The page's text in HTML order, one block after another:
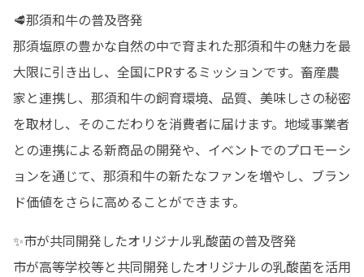
🥩那須和牛の普及啓発
那須塩原の豊かな自然の中で育まれた那須和牛の魅力を最
大限に引き出し、全国にPRするミッションです。畜産農
家と連携し、那須和牛の飼育環境、品質、美味しさの秘密
を取材し、そのこだわりを消費者に届けます。地域事業者
との連携による新商品の開発や、イベントでのプロモーシ
ョンを通じて、那須和牛の新たなファンを増やし、ブラン
ド価値をさらに高めることができます。
✨市が共同開発したオリジナル乳酸菌の普及啓発
市が高等学校等と共同開発したオリジナルの乳酸菌を活用